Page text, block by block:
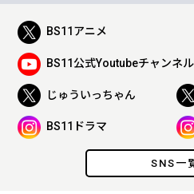
SNS一
BS11アニメ
BS11公式Youtubeチャンネル
じゅういっちゃん
BS11ドラマ